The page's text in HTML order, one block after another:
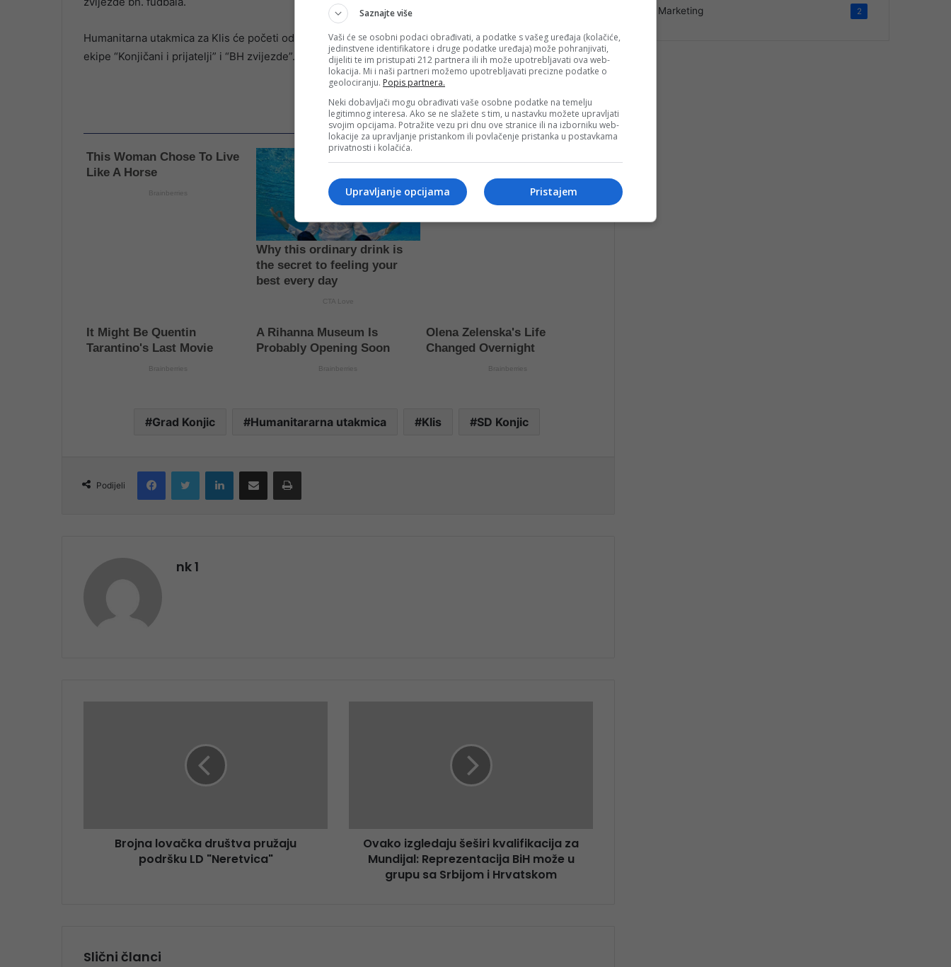
Humanitarna utakmica za Klis će početi odigravanjem dječije utakmice, a potom će na teren izaći
ekipe “Konjičani i prijatelji” i “BH zvijezde”.
Grad Konjic Humanitararna utakmica Klis SD Konjic
Podijeli
FacebookTwitter LinkedInShare via Email Print
nk 1
Brojna lovačka društva pružaju
podršku LD "Neretvica"
Ovako izgledaju šeširi kvalifikacija za
Mundijal: Reprezentacija BiH može u
grupu sa Srbijom i Hrvatskom
Slični članci
Marketing 2
Saznajte više
Vaši će se osobni podaci obrađivati, a podatke s vašeg uređaja (kolačiće,
jedinstvene identifikatore i druge podatke uređaja) može pohranjivati,
dijeliti te im pristupati 212 partnera ili ih može upotrebljavati ova web-
lokacija. Mi i naši partneri možemo upotrebljavati precizne podatke o
geolociranju. Popis partnera.
Neki dobavljači mogu obrađivati vaše osobne podatke na temelju
legitimnog interesa. Ako se ne slažete s tim, u nastavku možete upravljati
svojim opcijama. Potražite vezu pri dnu ove stranice ili na izborniku web-
lokacije za upravljanje pristankom ili povlačenje pristanka u postavkama
privatnosti i kolačića.
Pristajem
Upravljanje opcijama